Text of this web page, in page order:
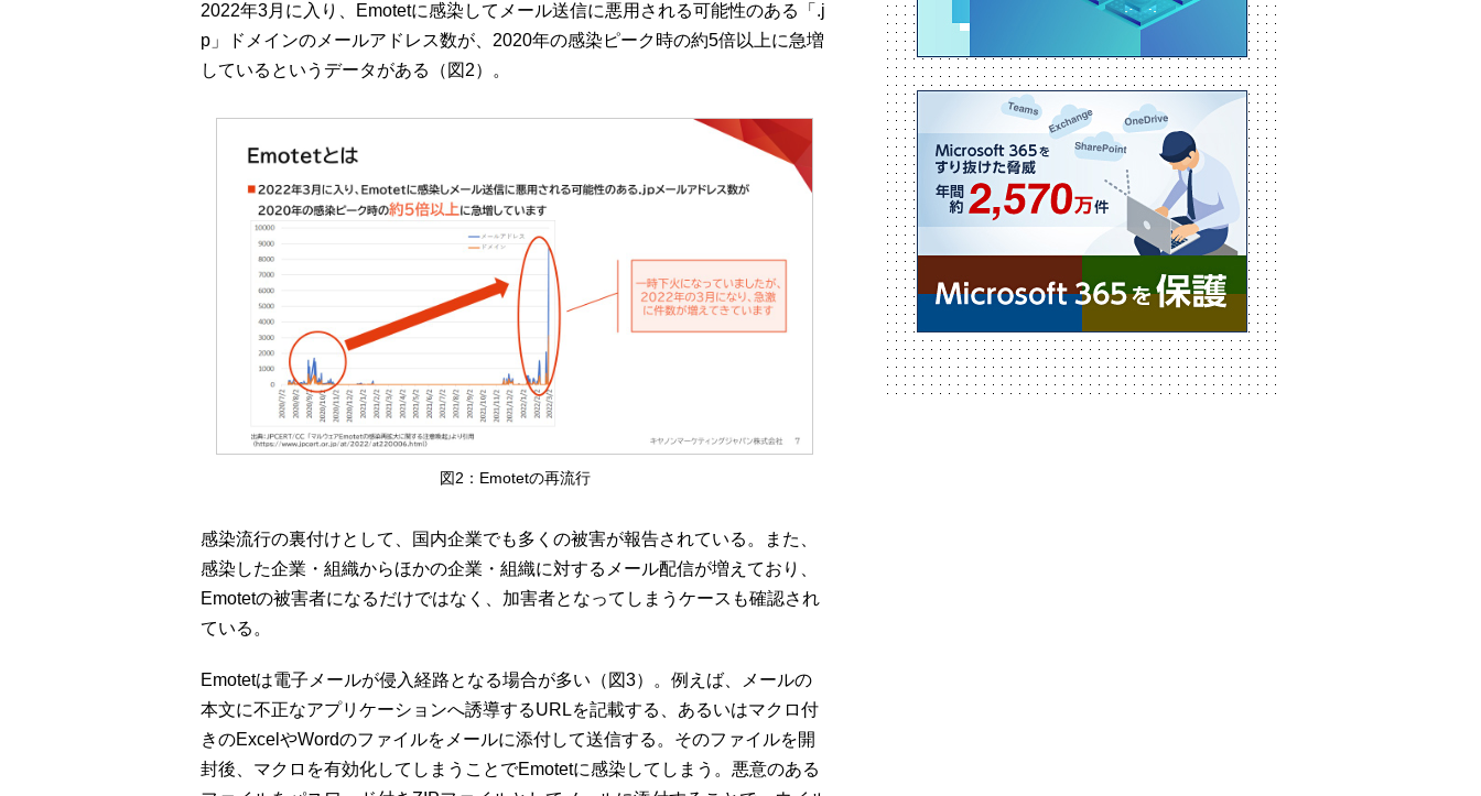
2022年3月に入り、Emotetに感染してメール送信に悪用される可能性のある「.j
p」ドメインのメールアドレス数が、2020年の感染ピーク時の約5倍以上に急増
しているというデータがある（図2）。
図2：Emotetの再流行
感染流行の裏付けとして、国内企業でも多くの被害が報告されている。また、
感染した企業・組織からほかの企業・組織に対するメール配信が増えており、
Emotetの被害者になるだけではなく、加害者となってしまうケースも確認され
ている。
Emotetは電子メールが侵入経路となる場合が多い（図3）。例えば、メールの
本文に不正なアプリケーションへ誘導するURLを記載する、あるいはマクロ付
きのExcelやWordのファイルをメールに添付して送信する。そのファイルを開
封後、マクロを有効化してしまうことでEmotetに感染してしまう。悪意のある